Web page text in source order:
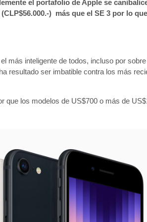
el portafolio de Apple se
) más que el SE 3 por lo
más inteligente de todos, incluso por
resultado ser imbatible contra los más
los modelos de US$700 o más de